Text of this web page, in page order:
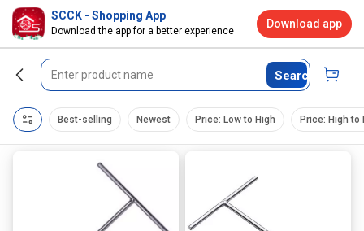
Search
Best-selling Newest Price: Low to High Price: High to
SCCK - Shopping App
Download the app for a better experience
Download app